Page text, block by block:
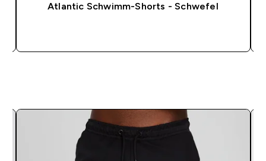
Atlantic Schwimm-Shorts - Schwefel